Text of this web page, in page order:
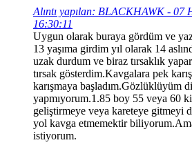
Alıntı yapılan: BLACKHAWK - 07
16:30:11
Uygun olarak buraya gördüm ve
13 yaşıma girdim yıl olarak 14
uzak durdum ve biraz tırsaklık
tırsak gösterdim.Kavgalara pek
karışmaya başladım.Gözlüklüyüm
yapmıyorum.1.85 boy 55 veya 60
geliştirmeye veya kareteye gitmeyi
yol kavga etmemektir
istiyorum.